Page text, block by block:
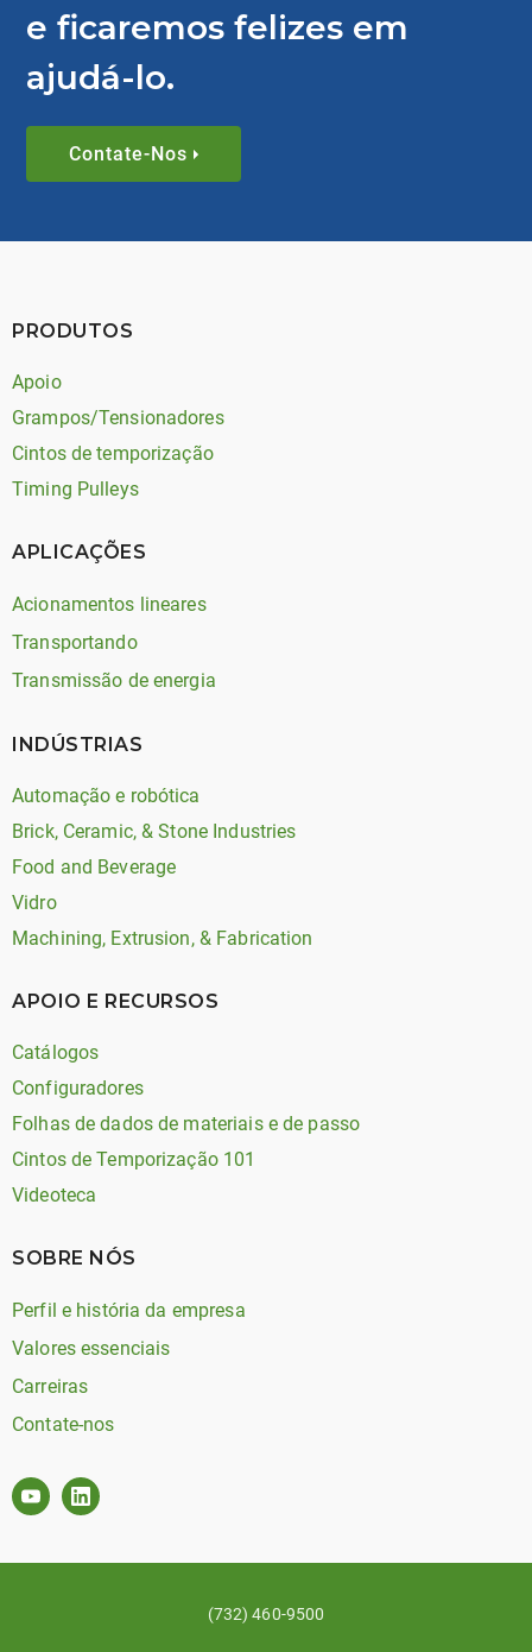
e ficaremos felizes em
ajudá-lo.
Contate-Nos
PRODUTOS
Apoio
Grampos/Tensionadores
Cintos de temporização
Timing Pulleys
APLICAÇÕES
Acionamentos lineares
Transportando
Transmissão de energia
INDÚSTRIAS
Automação e robótica
Brick, Ceramic, & Stone Industries
Food and Beverage
Vidro
Machining, Extrusion, & Fabrication
APOIO E RECURSOS
Catálogos
Configuradores
Folhas de dados de materiais e de passo
Cintos de Temporização 101
Videoteca
SOBRE NÓS
Perfil e história da empresa
Valores essenciais
Carreiras
Contate-nos
(732) 460-9500